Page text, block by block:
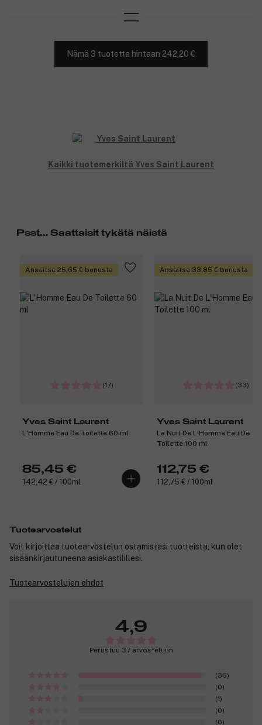
Nämä 3 tuotetta hintaan 242,20 €
Kaikki tuotemerkiltä Yves Saint Laurent
Psst... Saattaisit tykätä näistä
Ansaitse 25,65 € bonusta
(17)
Yves Saint Laurent
L'Homme Eau De Toilette 60 ml
85,45 €
142,42 € / 100ml
Ansaitse 33,85 € bonusta
(33)
Yves Saint Laurent
La Nuit De L'Homme Eau De
Toilette 100 ml
112,75 €
112,75 € / 100ml
Tuotearvostelut
Voit kirjoittaa tuotearvostelun ostamistasi tuotteista, kun olet
sisäänkirjautuneena asiakastilillesi.
Tuotearvostelujen ehdot
4,9
Perustuu 37 arvosteluun
(36)
(0)
(1)
(0)
(0)